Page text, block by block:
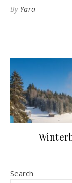
By Yara
Search